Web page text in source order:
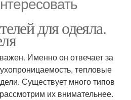
для одеяла.
Именно он отвечает за
тепловые
Существует много типов
их внимательнее.